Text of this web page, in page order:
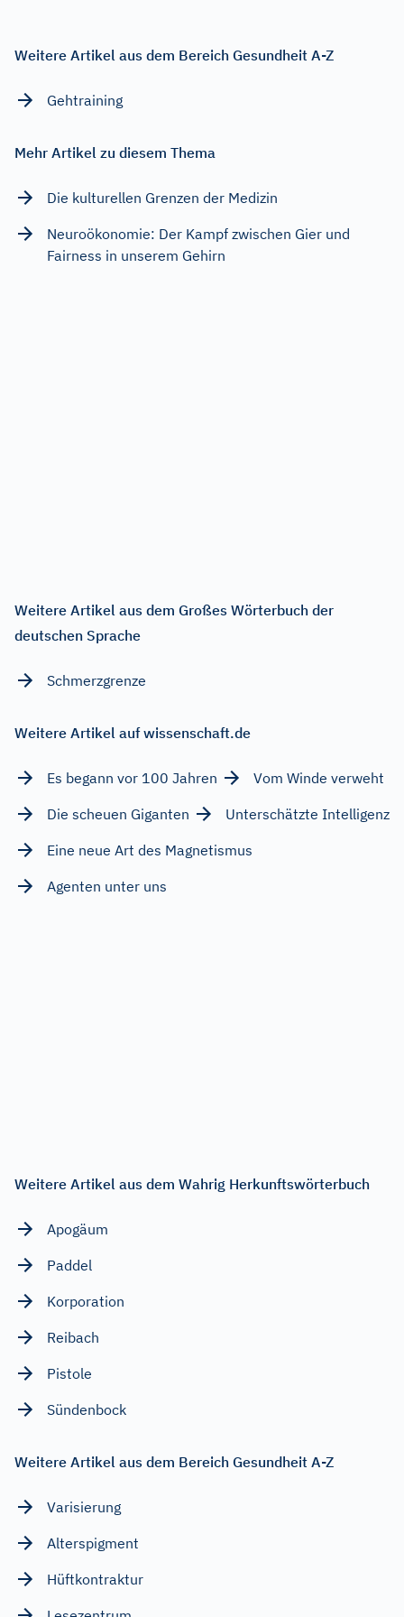
Weitere Artikel aus dem Bereich Gesundheit A-Z
Gehtraining
Mehr Artikel zu diesem Thema
Die kulturellen Grenzen der Medizin
Neuroökonomie: Der Kampf zwischen Gier und
Fairness in unserem Gehirn
Weitere Artikel aus dem Großes Wörterbuch der
deutschen Sprache
Schmerzgrenze
Weitere Artikel auf wissenschaft.de
Es begann vor 100 Jahren
Vom Winde verweht
Die scheuen Giganten
Unterschätzte Intelligenz
Eine neue Art des Magnetismus
Agenten unter uns
Weitere Artikel aus dem Wahrig Herkunftswörterbuch
Apogäum
Paddel
Korporation
Reibach
Pistole
Sündenbock
Weitere Artikel aus dem Bereich Gesundheit A-Z
Varisierung
Alterspigment
Hüftkontraktur